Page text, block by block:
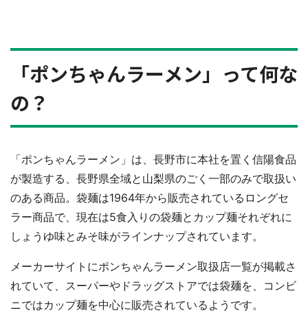
「ポンちゃんラーメン」って何な
の？
「ポンちゃんラーメン」は、長野市に本社を置く信陽食品
が製造する、長野県全域と山梨県のごく一部のみで取扱い
のある商品。袋麺は1964年から販売されているロングセ
ラー商品で、現在は5食入りの袋麺とカップ麺それぞれに
しょうゆ味とみそ味がラインナップされています。
メーカーサイトにポンちゃんラーメン取扱店一覧が掲載さ
れていて、スーパーやドラッグストアでは袋麺を、コンビ
ニではカップ麺を中心に販売されているようです。